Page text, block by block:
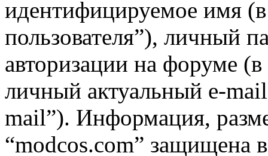
идентифицируемое имя
пользователя”), личный
авторизации на форуме
личный актуальный e-
mail”). Информация,
“modcos.com” защищена